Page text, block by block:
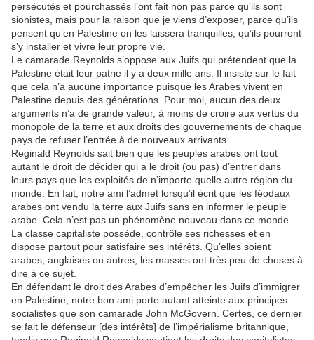
persécutés et pourchassés l’ont fait non pas parce qu’ils sont
sionistes, mais pour la raison que je viens d’exposer, parce qu’ils
pensent qu’en Palestine on les laissera tranquilles, qu’ils pourront
s’y installer et vivre leur propre vie.
Le camarade Reynolds s’oppose aux Juifs qui prétendent que la
Palestine était leur patrie il y a deux mille ans. Il insiste sur le fait
que cela n’a aucune importance puisque les Arabes vivent en
Palestine depuis des générations. Pour moi, aucun des deux
arguments n’a de grande valeur, à moins de croire aux vertus du
monopole de la terre et aux droits des gouvernements de chaque
pays de refuser l’entrée à de nouveaux arrivants.
Reginald Reynolds sait bien que les peuples arabes ont tout
autant le droit de décider qui a le droit (ou pas) d’entrer dans
leurs pays que les exploités de n’importe quelle autre région du
monde. En fait, notre ami l’admet lorsqu’il écrit que les féodaux
arabes ont vendu la terre aux Juifs sans en informer le peuple
arabe. Cela n’est pas un phénomène nouveau dans ce monde.
La classe capitaliste possède, contrôle ses richesses et en
dispose partout pour satisfaire ses intérêts. Qu’elles soient
arabes, anglaises ou autres, les masses ont très peu de choses à
dire à ce sujet.
En défendant le droit des Arabes d’empêcher les Juifs d’immigrer
en Palestine, notre bon ami porte autant atteinte aux principes
socialistes que son camarade John McGovern. Certes, ce dernier
se fait le défenseur [des intérêts] de l’impérialisme britannique,